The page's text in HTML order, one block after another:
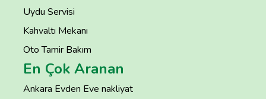
Uydu Servisi
Kahvaltı Mekanı
Oto Tamir Bakım
En Çok Aranan
Ankara Evden Eve nakliyat